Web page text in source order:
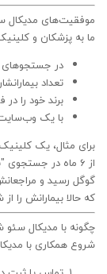
موفقیت‌های مدیکال
ما به پزشکان و
در جستجوهای
تعداد
برند خود را
با یک وب‌سایت
برای مثال، یک
از ۶ ماه در
که حالا بیمارانش
چگونه با مدیکال
شروع همکاری با